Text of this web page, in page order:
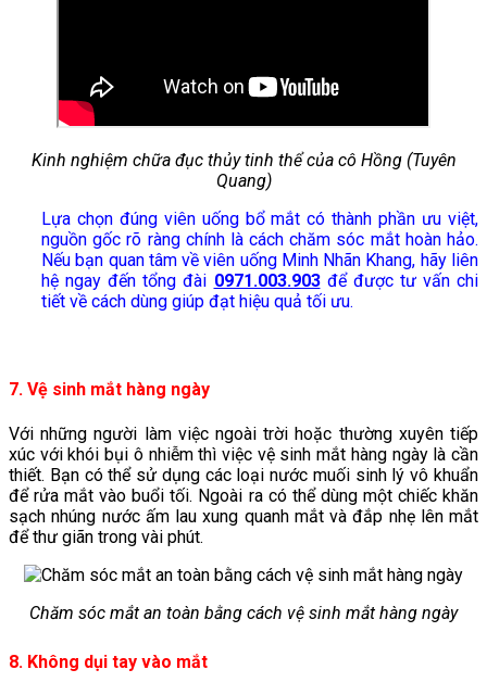
Kinh nghiệm chữa đục thủy tinh thể của cô Hồng (Tuyên
Quang)
Lựa chọn đúng viên uống bổ mắt có thành phần ưu việt,
nguồn gốc rõ ràng chính là cách chăm sóc mắt hoàn hảo.
Nếu bạn quan tâm về viên uống Minh Nhãn Khang, hãy liên
hệ ngay đến tổng đài 0971.003.903để được tư vấn chi
tiết về cách dùng giúp đạt hiệu quả tối ưu.
7. Vệ sinh mắt hàng ngày
Với những người làm việc ngoài trời hoặc thường xuyên tiếp
xúc với khói bụi ô nhiễm thì việc vệ sinh mắt hàng ngày là cần
thiết. Bạn có thể sử dụng các loại nước muối sinh lý vô khuẩn
để rửa mắt vào buổi tối. Ngoài ra có thể dùng một chiếc khăn
sạch nhúng nước ấm lau xung quanh mắt và đắp nhẹ lên mắt
để thư giãn trong vài phút.
Chăm sóc mắt an toàn bằng cách vệ sinh mắt hàng ngày
8. Không dụi tay vào mắt